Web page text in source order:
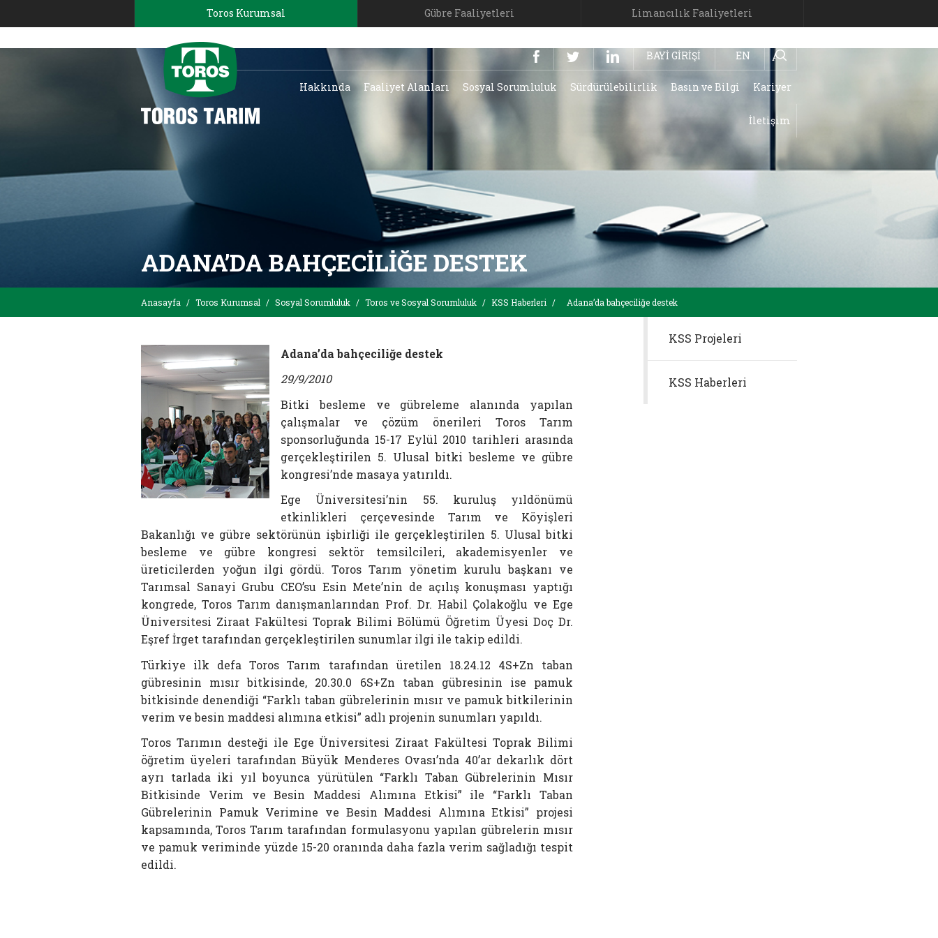
Toros Kurumsal Gübre Faaliyetleri Limancılık Faaliyetleri
BAYİ GİRİŞİ EN
Hakkında Faaliyet Alanları Sosyal Sorumluluk Sürdürülebilirlik Basın ve Bilgi Kariyer
İletişim
ADANA’DA BAHÇECILIĞE DESTEK
Anasayfa / Toros Kurumsal / Sosyal Sorumluluk / Toros ve Sosyal Sorumluluk / KSS Haberleri / Adana’da bahçeciliğe destek
Adana’da bahçeciliğe destek
29/9/2010
Bitki besleme ve gübreleme alanında yapılan
çalışmalar ve çözüm önerileri Toros Tarım
sponsorluğunda 15-17 Eylül 2010 tarihleri arasında
gerçekleştirilen 5. Ulusal bitki besleme ve gübre
kongresi’nde masaya yatırıldı.
Ege Üniversitesi’nin 55. kuruluş yıldönümü
etkinlikleri çerçevesinde Tarım ve Köyişleri
Bakanlığı ve gübre sektörünün işbirliği ile gerçekleştirilen 5. Ulusal bitki
besleme ve gübre kongresi sektör temsilcileri, akademisyenler ve
üreticilerden yoğun ilgi gördü. Toros Tarım yönetim kurulu başkanı ve
Tarımsal Sanayi Grubu CEO’su Esin Mete’nin de açılış konuşması yaptığı
kongrede, Toros Tarım danışmanlarından Prof. Dr. Habil Çolakoğlu ve Ege
Üniversitesi Ziraat Fakültesi Toprak Bilimi Bölümü Öğretim Üyesi Doç Dr.
Eşref İrget tarafından gerçekleştirilen sunumlar ilgi ile takip edildi.
Türkiye ilk defa Toros Tarım tarafından üretilen 18.24.12 4S+Zn taban
gübresinin mısır bitkisinde, 20.30.0 6S+Zn taban gübresinin ise pamuk
bitkisinde denendiği “Farklı taban gübrelerinin mısır ve pamuk bitkilerinin
verim ve besin maddesi alımına etkisi” adlı projenin sunumları yapıldı.
Toros Tarımın desteği ile Ege Üniversitesi Ziraat Fakültesi Toprak Bilimi
öğretim üyeleri tarafından Büyük Menderes Ovası’nda 40’ar dekarlık dört
ayrı tarlada iki yıl boyunca yürütülen “Farklı Taban Gübrelerinin Mısır
Bitkisinde Verim ve Besin Maddesi Alımına Etkisi” ile “Farklı Taban
Gübrelerinin Pamuk Verimine ve Besin Maddesi Alımına Etkisi” projesi
kapsamında, Toros Tarım tarafından formulasyonu yapılan gübrelerin mısır
ve pamuk veriminde yüzde 15-20 oranında daha fazla verim sağladığı tespit
edildi.
KSS Projeleri
KSS Haberleri